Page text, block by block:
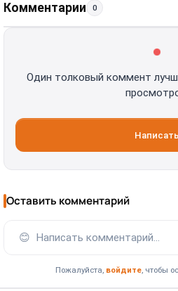
Комментарии 0
Один толковый коммент
Написать
Оставить комментарий
😊 Написать комментарий...
Пожалуйста, войдите, чтобы